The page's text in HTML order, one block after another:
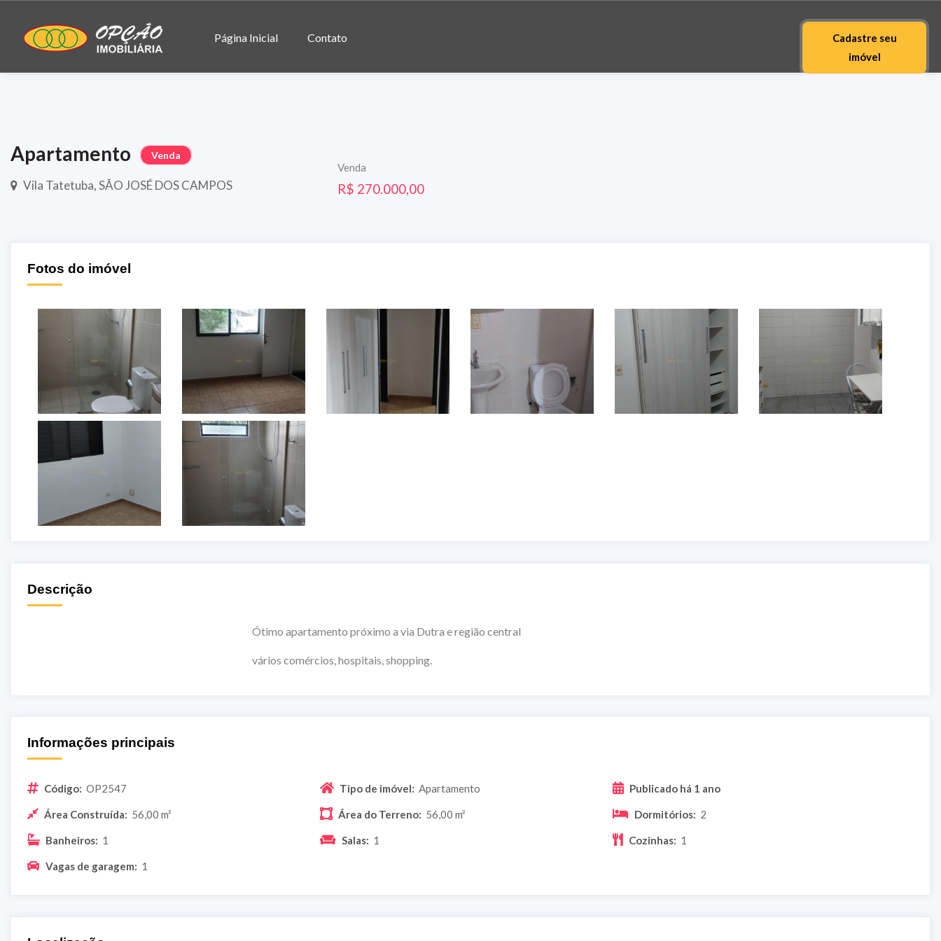
Página Inicial Contato
Cadastre seu
imóvel
Apartamento Venda
Vila Tatetuba, SÃO JOSÉ DOS CAMPOS
Venda
R$ 270.000,00
Fotos do imóvel
Descrição
Ótimo apartamento próximo a via Dutra e região central
vários comércios, hospitais, shopping.
Informações principais
Código: OP2547 Tipo de imóvel: Apartamento Publicado há 1 ano
Área Construída: 56,00 m² Área do Terreno: 56,00 m² Dormitórios: 2
Banheiros: 1 Salas: 1 Cozinhas: 1
Vagas de garagem: 1